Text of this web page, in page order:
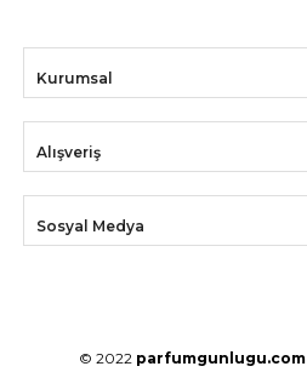
Kurumsal
Alışveriş
Sosyal Medya
© 2022 parfumgunlugu.com